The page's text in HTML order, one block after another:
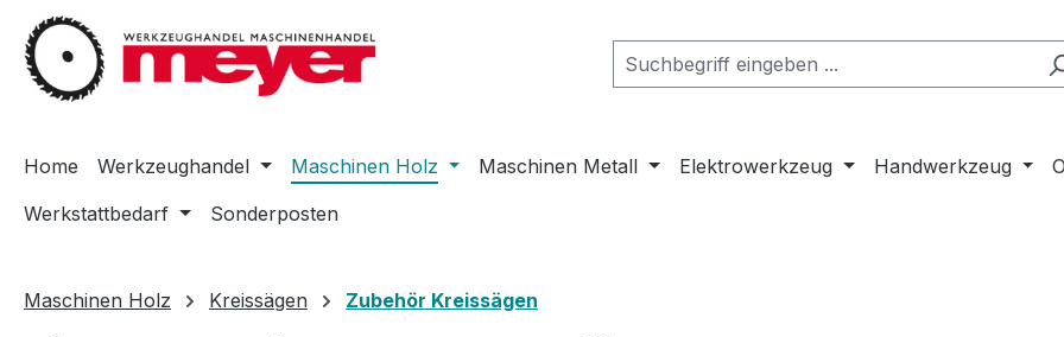
Hauptinhalt springen
Zur Suche springen
Zur Hauptnavigation springen
Home Werkzeughandel Maschinen Holz Maschinen Metall Elektrowerkzeug Handwerkzeug
Werkstattbedarf
Sonderposten
Maschinen Holz Kreissägen Zubehör Kreissägen